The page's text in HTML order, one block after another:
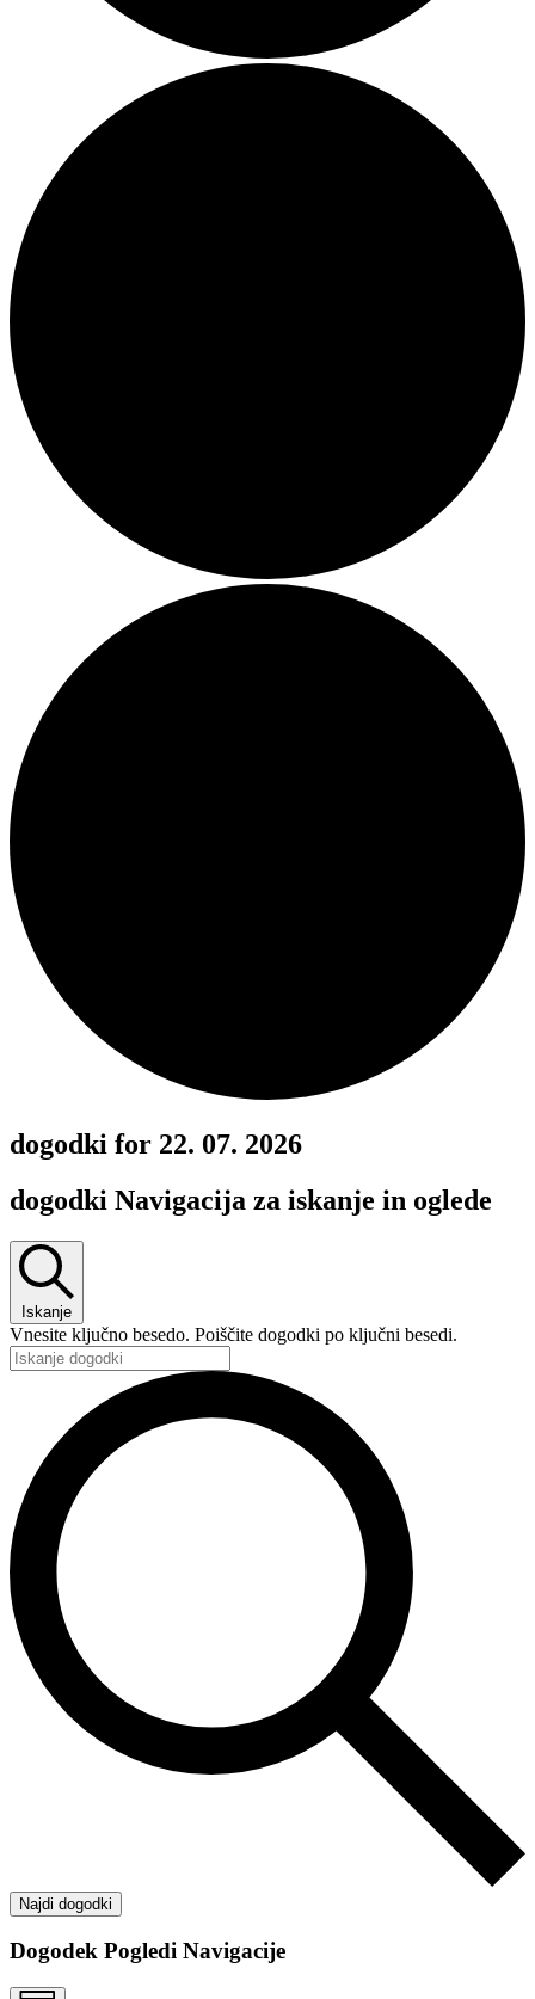
dogodki for 22. 07. 2026
dogodki Navigacija za iskanje in oglede
Iskanje
Vnesite ključno besedo. Poiščite dogodki po ključni besedi.
Najdi dogodki
Dogodek Pogledi Navigacije